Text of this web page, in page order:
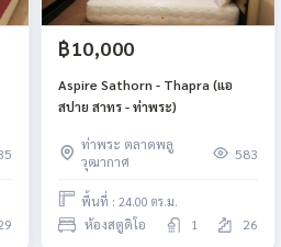
฿10,000
Aspire Sathorn - Thapra (แอ
สปาย สาทร - ท่าพระ)
ท่าพระ ตลาดพลู
วุฒากาศ
583
พื้นที่ : 24.00 ตร.ม.
ห้องสตูดิโอ 1 26